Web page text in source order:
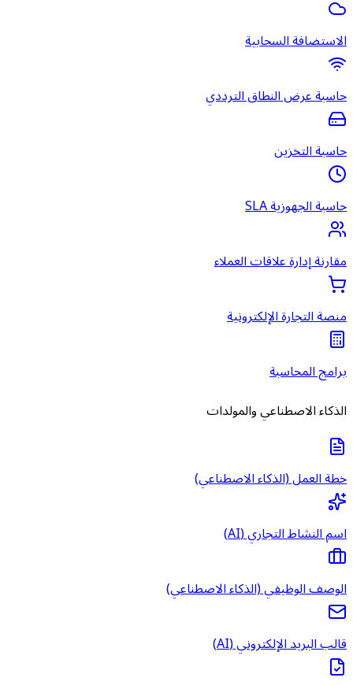
الاستضافة السحابية
حاسبة عرض النطاق الترددي
حاسبة التخزين
حاسبة الجهوزية SLA
مقارنة إدارة علاقات العملاء
منصة التجارة الإلكترونية
برامج المحاسبة
الذكاء الاصطناعي والمولدات
خطة العمل (الذكاء الاصطناعي)
اسم النشاط التجاري (AI)
الوصف الوظيفي (الذكاء الاصطناعي)
قالب البريد الإلكتروني (AI)